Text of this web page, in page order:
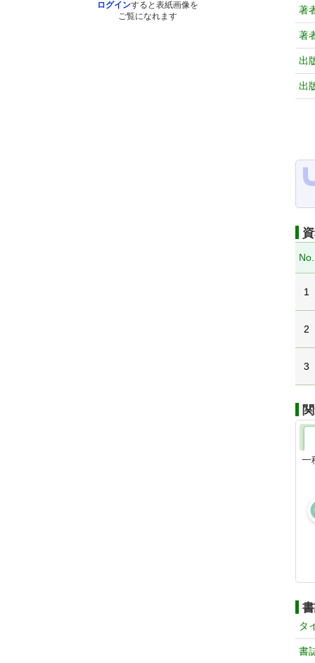
ログインすると表紙画像を
ご覧になれます
著
著
出
出
No.
1
2
3
一
タ
書